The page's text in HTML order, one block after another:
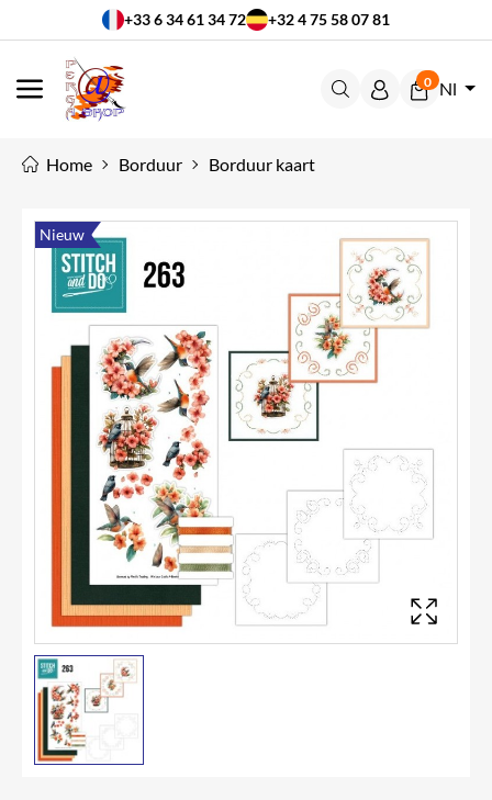
+33 6 34 61 34 72 +32 4 75 58 07 81
MENU
0 Nl
Home Borduur Borduur kaart
Nieuw